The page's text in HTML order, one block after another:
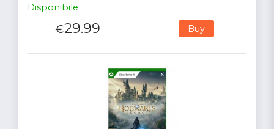
Disponibile
€29.99 Buy